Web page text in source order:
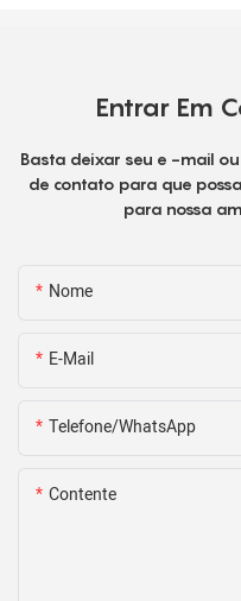
Entrar Em
Basta deixar seu e -mail
de contato para que
para nossa
Nome
E-Mail
Telefone/WhatsApp
Contente